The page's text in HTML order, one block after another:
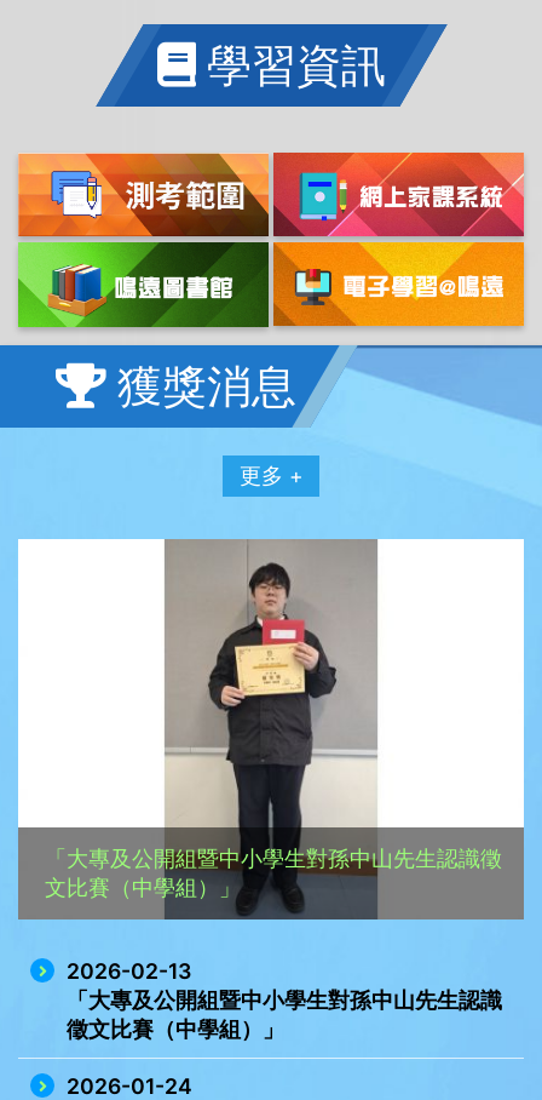
學習資訊
獲獎消息
更多 +
「大專及公開組暨中小學生對孫中山先生認識徵
文比賽（中學組）」
2026-02-13
「大專及公開組暨中小學生對孫中山先生認識
徵文比賽（中學組）」
2026-01-24